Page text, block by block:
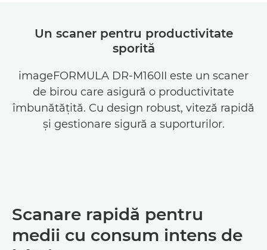
Un scaner pentru productivitate
sporită
imageFORMULA DR-M160II este un scaner
de birou care asigură o productivitate
îmbunătăţită. Cu design robust, viteză rapidă
şi gestionare sigură a suporturilor.
Scanare rapidă pentru
medii cu consum intens de